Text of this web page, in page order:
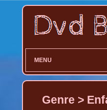
MENU
Genre >